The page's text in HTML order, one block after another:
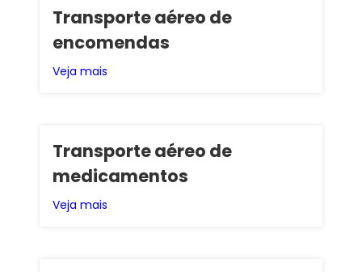
Transporte aéreo de
encomendas
Veja mais
Transporte aéreo de
medicamentos
Veja mais